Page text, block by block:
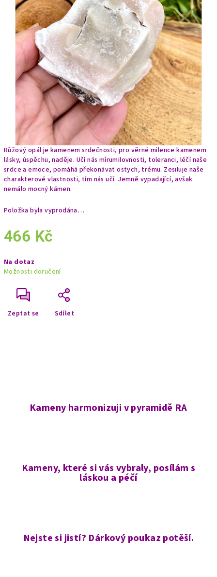
Růžový opál je kamenem srdečnosti, pro věrné milence kamenem
lásky, úspěchu, naděje. Učí nás mírumilovnosti, toleranci, léčí naše
srdce a emoce, pomáhá překonávat ostych, trému. Zesiluje naše
charakterové vlastnosti, tím nás učí. Jemně vypadající, avšak
nemálo mocný kámen.
Položka byla vyprodána…
466 Kč
cena:
Na dotaz
Možnosti doručení
Zeptat se Sdílet
Kameny harmonizuji v pyramidě RA
Kameny, které si vás vybraly, posílám s
láskou a péčí
Nejste si jistí? Dárkový poukaz potěší.